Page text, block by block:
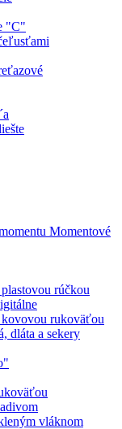
"C"
Momentové
rúčkou
rukoväťou
dláta a sekery
vláknom